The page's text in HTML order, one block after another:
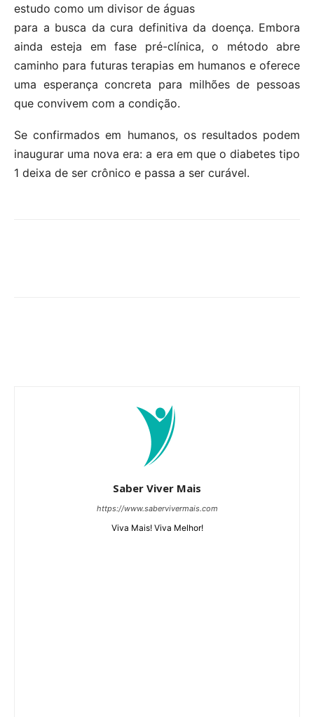
estudo como um divisor de águas
para a busca da cura definitiva da doença. Embora
ainda esteja em fase pré-clínica, o método abre
caminho para futuras terapias em humanos e oferece
uma esperança concreta para milhões de pessoas
que convivem com a condição.
Se confirmados em humanos, os resultados podem
inaugurar uma nova era: a era em que o diabetes tipo
1 deixa de ser crônico e passa a ser curável.
Saber Viver Mais
https://www.sabervivermais.com
Viva Mais! Viva Melhor!